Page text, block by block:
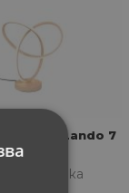
лампа Lando 7
W LED
за бройка